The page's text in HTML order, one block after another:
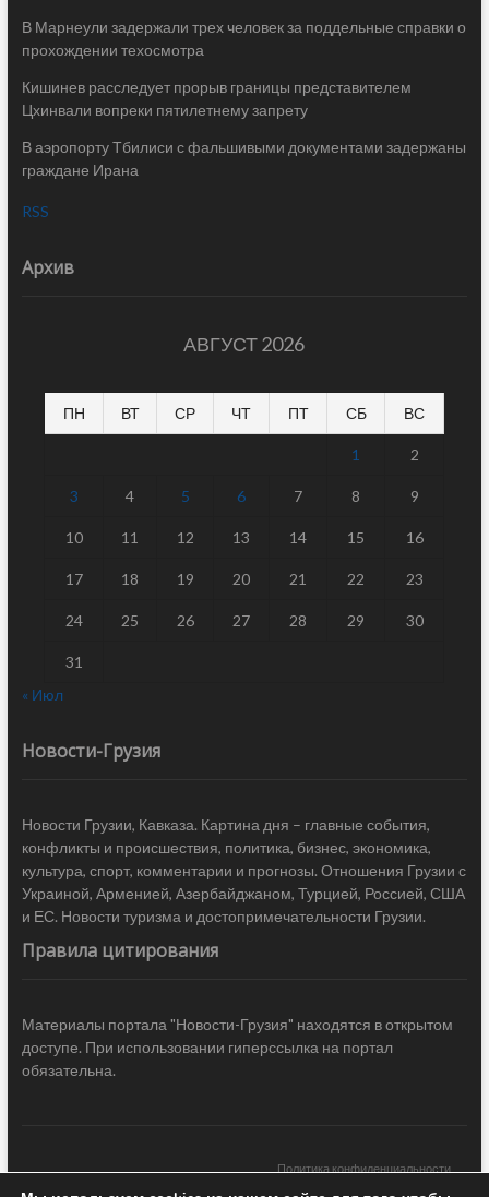
В Марнеули задержали трех человек за поддельные справки о
прохождении техосмотра
Кишинев расследует прорыв границы представителем
Цхинвали вопреки пятилетнему запрету
В аэропорту Тбилиси с фальшивыми документами задержаны
граждане Ирана
RSS
Архив
АВГУСТ 2026
ПН ВТ СР ЧТ ПТ СБ ВС
1 2
3 4 5 6 7 8 9
10 11 12 13 14 15 16
17 18 19 20 21 22 23
24 25 26 27 28 29 30
31
« Июл
Новости-Грузия
Новости Грузии, Кавказа. Картина дня – главные события,
конфликты и происшествия, политика, бизнес, экономика,
культура, спорт, комментарии и прогнозы. Отношения Грузии с
Украиной, Арменией, Азербайджаном, Турцией, Россией, США
и ЕС. Новости туризма и достопримечательности Грузии.
Правила цитирования
Материалы портала "Новости-Грузия" находятся в открытом
доступе. При использовании гиперссылка на портал
обязательна.
Политика конфиденциальности